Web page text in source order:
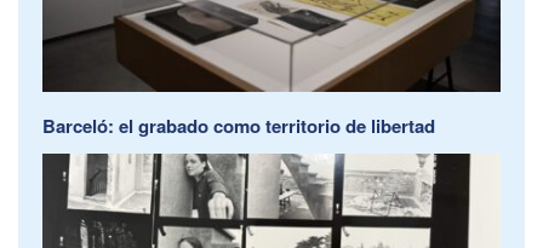
Barceló: el grabado como territorio de libertad